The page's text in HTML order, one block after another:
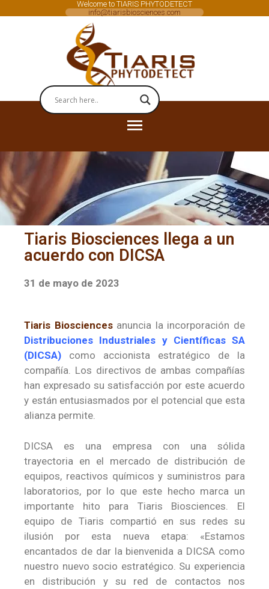
Welcome to TIARIS PHYTODETECT
info@tiarisbiosciences.com
Tiaris Biosciences llega a un
acuerdo con DICSA
31 de mayo de 2023
Tiaris Biosciences anuncia la incorporación de
Distribuciones Industriales y Científicas SA
(DICSA) como accionista estratégico de la
compañía. Los directivos de ambas compañías
han expresado su satisfacción por este acuerdo
y están entusiasmados por el potencial que esta
alianza permite.
DICSA es una empresa con una sólida
trayectoria en el mercado de distribución de
equipos, reactivos químicos y suministros para
laboratorios, por lo que este hecho marca un
importante hito para Tiaris Biosciences. El
equipo de Tiaris compartió en sus redes su
ilusión por esta nueva etapa: «Estamos
encantados de dar la bienvenida a DICSA como
nuestro nuevo socio estratégico. Su experiencia
en distribución y su red de contactos nos